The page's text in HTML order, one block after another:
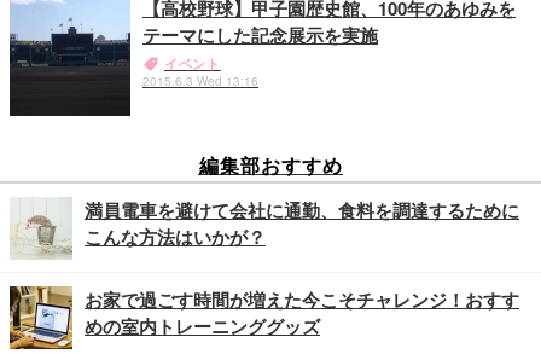
【高校野球】甲子園歴史館、100年のあゆみを
テーマにした記念展示を実施
イベント
2015.6.3 Wed 13:16
編集部おすすめ
満員電車を避けて会社に通勤、食料を調達するために
こんな方法はいかが？
お家で過ごす時間が増えた今こそチャレンジ！おすす
めの室内トレーニンググッズ